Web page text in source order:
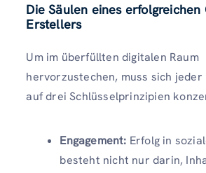
Die Säulen eines erfolgreichen
Erstellers
Um im überfüllten digitalen Raum
hervorzustechen, muss sich
auf drei Schlüsselprinzipien
Engagement: Erfolg in
besteht nicht nur darin,